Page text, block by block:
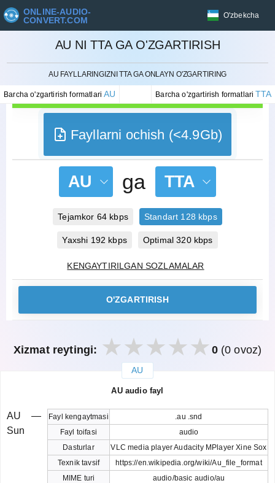
ONLINE-AUDIO-
CONVERT.COM
O'zbekcha
AU NI TTA GA O'ZGARTIRISH
AU FAYLLARINGIZNI TTA GA ONLAYN O'ZGARTIRING
Barcha o'zgartirish formatlariAU Barcha o'zgartirish formatlariTTA
BEKOR QILISH
Fayllarni ochish (<4.9Gb)
AU ga TTA
Tejamkor 64 kbps Standart 128 kbps
Yaxshi 192 kbps Optimal 320 kbps
KENGAYTIRILGAN SOZLAMALAR
O'ZGARTIRISH
Xizmat reytingi: 0(0 ovoz)
AU
AU audio fayl
Fayl kengaytmasi
.au .snd
Fayl toifasi
audio
Dasturlar
VLC media player Audacity MPlayer Xine Sox
Texnik tavsif
https://en.wikipedia.org/wiki/Au_file_format
MIME turi
audio/basic audio/au
AU —
Sun